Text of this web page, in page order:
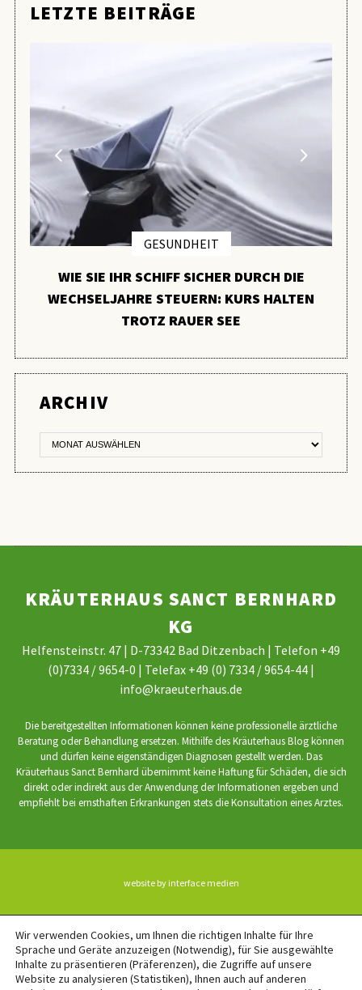
LETZTE BEITRÄGE
GESUNDHEIT
WIE SIE IHR SCHIFF SICHER DURCH DIE
WECHSELJAHRE STEUERN: KURS HALTEN
TROTZ RAUER SEE
ARCHIV
KRÄUTERHAUS SANCT BERNHARD
KG
Helfensteinstr. 47 | D-73342 Bad Ditzenbach | Telefon +49
(0)7334 / 9654-0 | Telefax +49 (0) 7334 / 9654-44 |
info@kraeuterhaus.de
Die bereitgestellten Informationen können keine professionelle ärztliche
Beratung oder Behandlung ersetzen. Mithilfe des Kräuterhaus Blog können
und dürfen keine eigenständigen Diagnosen gestellt werden. Das
Kräuterhaus Sanct Bernhard übernimmt keine Haftung für Schäden, die sich
direkt oder indirekt aus der Anwendung der Informationen ergeben und
empfiehlt bei ernsthaften Erkrankungen stets die Konsultation eines Arztes.
website by interface medien
Wir verwenden Cookies, um Ihnen die richtigen Inhalte für Ihre
Sprache und Geräte anzuzeigen (Notwendig), für Sie ausgewählte
Inhalte zu präsentieren (Präferenzen), die Zugriffe auf unsere
Website zu analysieren (Statistiken), Ihnen auch auf anderen